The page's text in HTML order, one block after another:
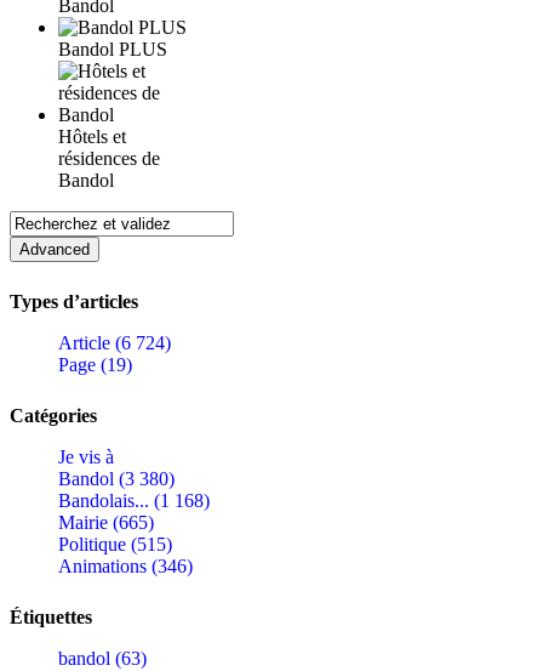
Bandol
Bandol PLUS
Hôtels et
résidences de
Bandol
Types d’articles
Article (6 724)
Page (19)
Catégories
Je vis à
Bandol (3 380)
Bandolais... (1 168)
Mairie (665)
Politique (515)
Animations (346)
Étiquettes
bandol (63)